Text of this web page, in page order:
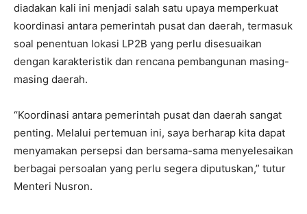
diadakan kali ini menjadi salah satu upaya memperkuat
koordinasi antara pemerintah pusat dan daerah, termasuk
soal penentuan lokasi LP2B yang perlu disesuaikan
dengan karakteristik dan rencana pembangunan masing-
masing daerah.
“Koordinasi antara pemerintah pusat dan daerah sangat
penting. Melalui pertemuan ini, saya berharap kita dapat
menyamakan persepsi dan bersama-sama menyelesaikan
berbagai persoalan yang perlu segera diputuskan,” tutur
Menteri Nusron.